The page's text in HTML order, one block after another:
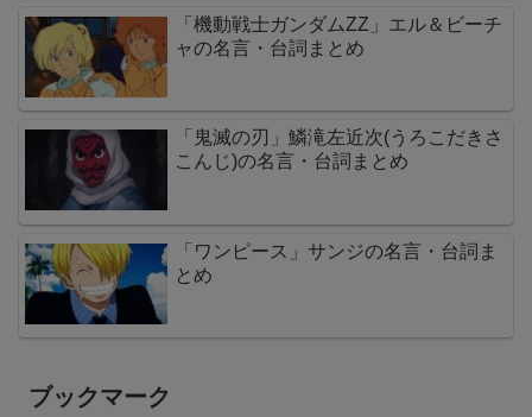
「機動戦士ガンダムΖΖ」エル＆ビーチ
ャの名言・台詞まとめ
「鬼滅の刃」鱗滝左近次(うろこだきさ
こんじ)の名言・台詞まとめ
「ワンピース」サンジの名言・台詞ま
とめ
ブックマーク